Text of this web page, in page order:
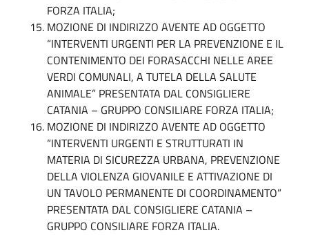
FORZA ITALIA;
MOZIONE DI INDIRIZZO AVENTE AD OGGETTO
“INTERVENTI URGENTI PER LA PREVENZIONE E IL
CONTENIMENTO DEI FORASACCHI NELLE AREE
VERDI COMUNALI, A TUTELA DELLA SALUTE
ANIMALE” PRESENTATA DAL CONSIGLIERE
CATANIA – GRUPPO CONSILIARE FORZA ITALIA;
MOZIONE DI INDIRIZZO AVENTE AD OGGETTO
“INTERVENTI URGENTI E STRUTTURATI IN
MATERIA DI SICUREZZA URBANA, PREVENZIONE
DELLA VIOLENZA GIOVANILE E ATTIVAZIONE DI
UN TAVOLO PERMANENTE DI COORDINAMENTO”
PRESENTATA DAL CONSIGLIERE CATANIA –
GRUPPO CONSILIARE FORZA ITALIA.